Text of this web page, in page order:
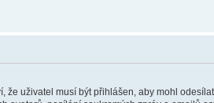
že uživatel musí být přihlášen, aby mohl